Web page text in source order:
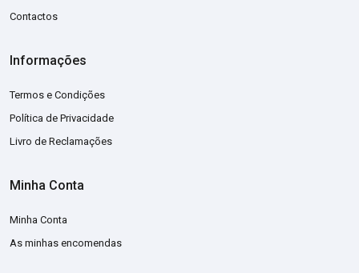
Contactos
Informações
Termos e Condições
Política de Privacidade
Livro de Reclamações
Minha Conta
Minha Conta
As minhas encomendas